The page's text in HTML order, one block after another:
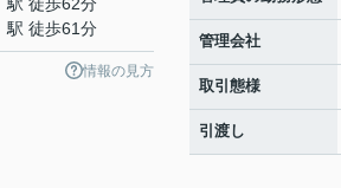
駅 徒歩61分
情報の見方
管理会社
取引態様
引渡し